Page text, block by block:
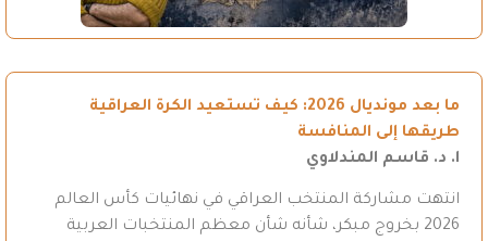
ما بعد مونديال 2026: كيف تستعيد الكرة العراقية
طريقها إلى المنافسة
ا. د. قاسم المندلاوي
انتهت مشاركة المنتخب العراقي في نهائيات كأس العالم
2026 بخروج مبكر، شأنه شأن معظم المنتخبات العربية